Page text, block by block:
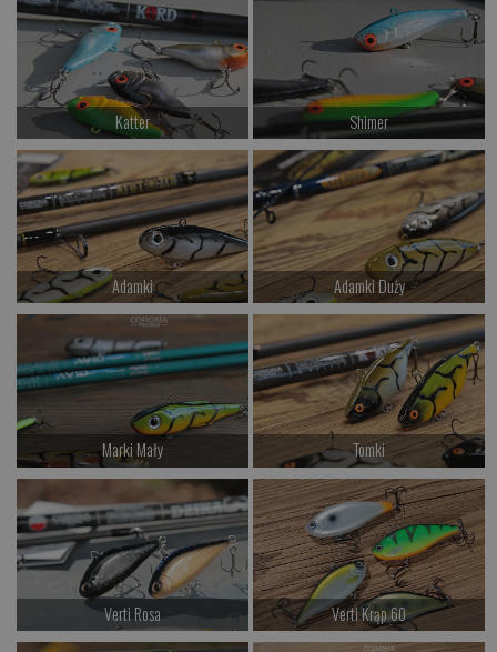
Kup teraz > Kup teraz >
Katter
od 49.00 PLN
Kup teraz >
Shimer
od 49.00 PLN
Kup teraz >
Adamki
od 49.00 PLN
Kup teraz >
Adamki Duży
od 52.00 PLN
Kup teraz >
Marki Mały
od 49.00 PLN
Kup teraz >
Tomki
od 49.00 PLN
Kup teraz >
Verti Rosa
od 49.00 PLN
Verti Krąp 60
od 47.00 PLN